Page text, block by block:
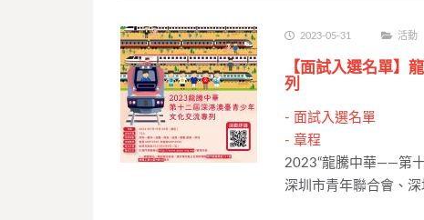
2023-05-31 活動
【面試入選名單】
列
- 面試入選名單
- 章程
2023“龍騰中華——第
深圳市青年聯合會、